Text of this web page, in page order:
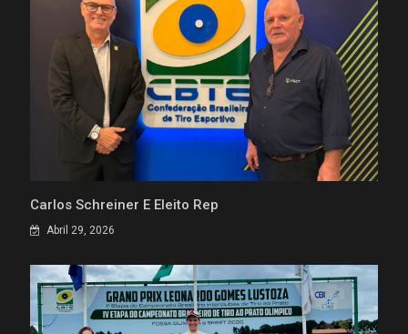
Carlos Schreiner É Eleito Rep
Abril 29, 2026